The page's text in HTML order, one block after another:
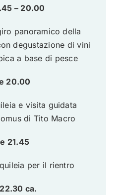
– 20.00
panoramico della
degustazione di vini
a base di pesce
20.00
e visita guidata
di Tito Macro
21.45
per il rientro
ca.